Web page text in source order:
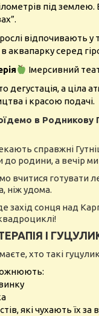
під землею.
відпочивають у
аквапарку серед
Імерсивний
дегустація, а ціла
і красою подачі.
в Родникову
справжні
до родини, а вечір
вчитися готувати
ніж удома.
захід сонця над
І
хто такі
які чухають їх